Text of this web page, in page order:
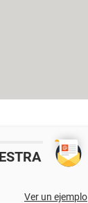
Ver un ejemplo